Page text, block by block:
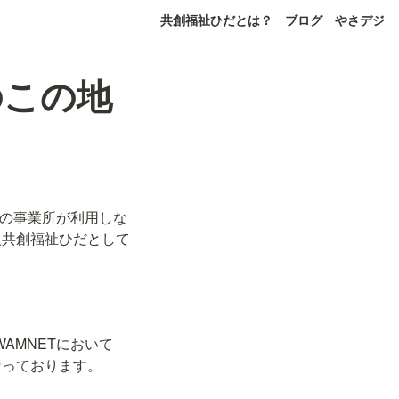
共創福祉ひだとは？ ブログ やさデジ
の地
事業所が利用しな
創福祉ひだとして
において
ております。